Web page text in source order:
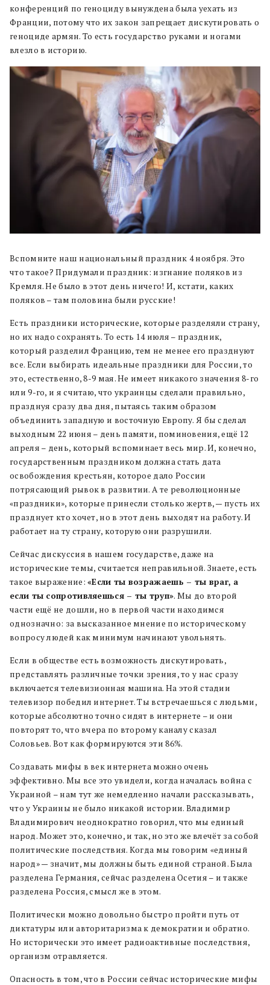
конференций по геноциду вынуждена была уехать из
Франции, потому что их закон запрещает дискутировать о
геноциде армян. То есть государство руками и ногами
влезло в историю.
Вспомните наш национальный праздник 4 ноября. Это
что такое? Придумали праздник: изгнание поляков из
Кремля. Не было в этот день ничего! И, кстати, каких
поляков – там половина были русские!
Есть праздники исторические, которые разделяли страну,
но их надо сохранять. То есть 14 июля – праздник,
который разделил Францию, тем не менее его празднуют
все. Если выбирать идеальные праздники для России, то
это, естественно, 8-9 мая. Не имеет никакого значения 8-го
или 9-го, и я считаю, что украинцы сделали правильно,
празднуя сразу два дня, пытаясь таким образом
объединить западную и восточную Европу. Я бы сделал
выходным 22 июня – день памяти, поминовения, ещё 12
апреля – день, который вспоминает весь мир. И, конечно,
государственным праздником должна стать дата
освобождения крестьян, которое дало России
потрясающий рывок в развитии. А те революционные
«праздники», которые принесли столько жертв, — пусть их
празднует кто хочет, но в этот день выходят на работу. И
работает на ту страну, которую они разрушили.
Сейчас дискуссия в нашем государстве, даже на
исторические темы, считается неправильной. Знаете, есть
такое выражение:«Если ты возражаешь – ты враг, а
если ты сопротивляешься – ты труп». Мы до второй
части ещё не дошли, но в первой части находимся
однозначно: за высказанное мнение по историческому
вопросу людей как минимум начинают увольнять.
Если в обществе есть возможность дискутировать,
представлять различные точки зрения, то у нас сразу
включается телевизионная машина. На этой стадии
телевизор победил интернет. Ты встречаешься с людьми,
которые абсолютно точно сидят в интернете – и они
повторят то, что вчера по второму каналу сказал
Соловьев. Вот как формируются эти 86%.
Создавать мифы в век интернета можно очень
эффективно. Мы все это увидели, когда началась война с
Украиной – нам тут же немедленно начали рассказывать,
что у Украины не было никакой истории. Владимир
Владимирович неоднократно говорил, что мы единый
народ. Может это, конечно, и так, но это же влечёт за собой
политические последствия. Когда мы говорим «единый
народ» — значит, мы должны быть единой страной. Была
разделена Германия, сейчас разделена Осетия – и также
разделена Россия, смысл же в этом.
Политически можно довольно быстро пройти путь от
диктатуры или авторитаризма к демократии и обратно.
Но исторически это имеет радиоактивные последствия,
организм отравляется.
Опасность в том, что в России сейчас исторические мифы